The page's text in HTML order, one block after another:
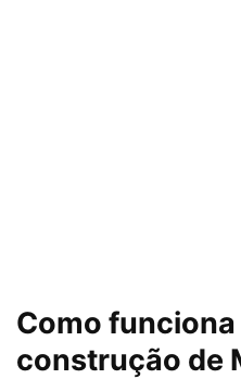
Como
construção de